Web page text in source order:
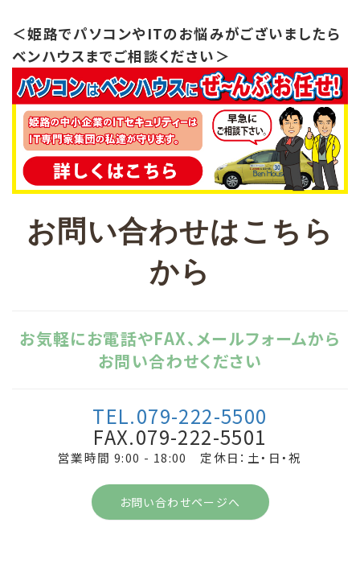
＜姫路でパソコンやITのお悩みがございましたら
ベンハウスまでご相談ください＞
お問い合わせはこちら
から
お気軽にお電話やFAX、メールフォームから
お問い合わせください
TEL.079-222-5500
FAX.079-222-5501
営業時間 9:00 - 18:00 定休日：土・日・祝
お問い合わせページへ